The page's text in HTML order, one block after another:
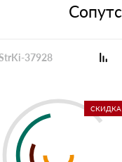
СКИДКА
37928